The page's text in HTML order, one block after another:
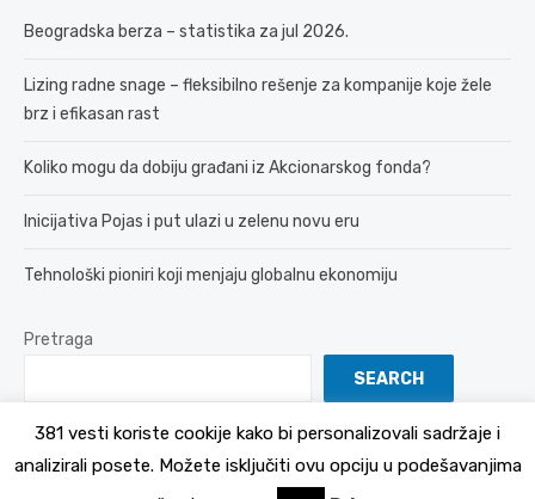
Beogradska berza – statistika za jul 2026.
Lizing radne snage – fleksibilno rešenje za kompanije koje žele
brz i efikasan rast
Koliko mogu da dobiju građani iz Akcionarskog fonda?
Inicijativa Pojas i put ulazi u zelenu novu eru
Tehnološki pioniri koji menjaju globalnu ekonomiju
Pretraga
SEARCH
Politika Privatnosti
381 vesti koriste cookije kako bi personalizovali sadržaje i
analizirali posete. Možete isključiti ovu opciju u podešavanjima